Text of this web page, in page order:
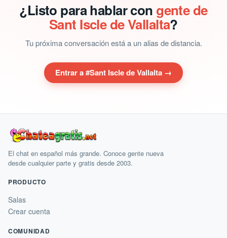
¿Listo para hablar con gente de
Sant Iscle de Vallalta?
Tu próxima conversación está a un alias de distancia.
Entrar a #Sant Iscle de Vallalta →
El chat en español más grande. Conoce gente nueva
desde cualquier parte y gratis desde 2003.
PRODUCTO
Salas
Crear cuenta
COMUNIDAD